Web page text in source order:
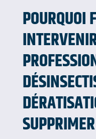
POURQUOI